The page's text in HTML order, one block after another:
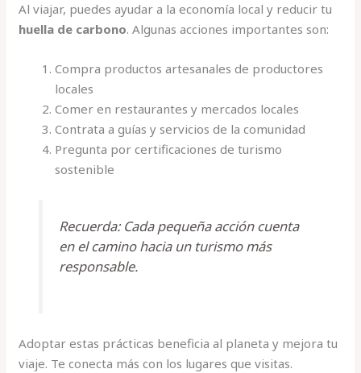
Al viajar, puedes ayudar a la economía local y reducir tu
huella de carbono. Algunas acciones importantes son:
Compra productos artesanales de productores
locales
Comer en restaurantes y mercados locales
Contrata a guías y servicios de la comunidad
Pregunta por certificaciones de turismo
sostenible
Recuerda: Cada pequeña acción cuenta
en el camino hacia un turismo más
responsable.
Adoptar estas prácticas beneficia al planeta y mejora tu
viaje. Te conecta más con los lugares que visitas.